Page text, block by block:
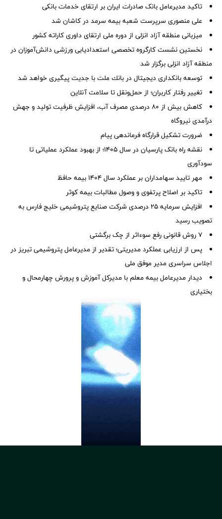
تاکید مدیرعامل بانک صادرات ایران بر ارتقای خدمات بانکی
علی منصوری سرپرست شعبه بیمه سرمد در کاشان شد
میزبانی منطقه آزاد انزلی از دوره ملی ارتقای داوری كاراته كشور
نخستین نشست كارگروه تخصصی استعدادیابی ورزشی دانش‌آموزان در
منطقه آزاد انزلی برگزار شد
توسعه بانكداری دیجیتال در بانك ملت با جدیت پیگیری خواهد شد
تغییر رفتار کاربران؛ از حمل‌ونقل تا سلامت آنلاین
کاهش بیش از ۸۰ درصدی مصرف آب، افزایش ظرفیت تولید و جهش
درآمدی نیروگاه
ضرورت تشكیل قرارگاه فرماندهی پیام
نقشه راه بانک پارسیان در سال ۱۴۰۵؛ از بهبود عملکرد عملیاتی تا
سودآوری
مهر تایید سهامداران بر عملكرد سال ۱۴۰۴ بیمه حافظ
تاکید بر اصلاح پرتفوی و وصول مطالبات بیمه کوثر
افزایش سرمایه ۲۵ درصدی شرکت صنایع پتروشیمی خلیج فارس به
تصویب رسید
۷ روش قانونی رفع سوء‌اثر از چک برگشتی
پس از ارزیابی عملکرد مدیریتی؛ تقدیر از مدیرعامل پتروشیمی تبریز در
اجلاس سراسری مدیر موفق ملی
دیدار مدیرعامل بیمه معلم با مدیرکل آموزش و پرورش چهارمحال و
بختیاری